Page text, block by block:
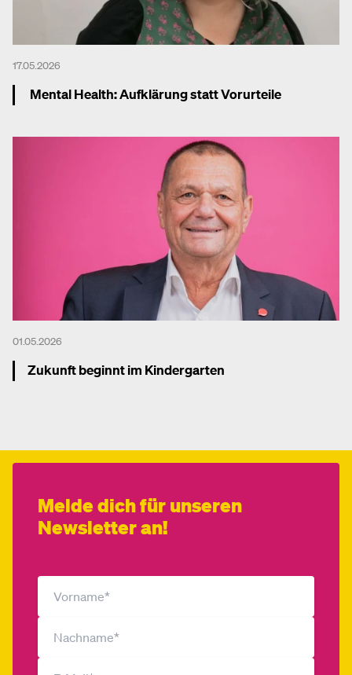
17.05.2026
Mental Health: Aufklärung statt Vorurteile
01.05.2026
Zukunft beginnt im Kindergarten
Melde dich für unseren
Newsletter an!